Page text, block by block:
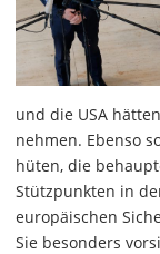
und die USA
nehmen. Ebenso
hüten, die
Stützpunkten in
europäischen
Sie besonders